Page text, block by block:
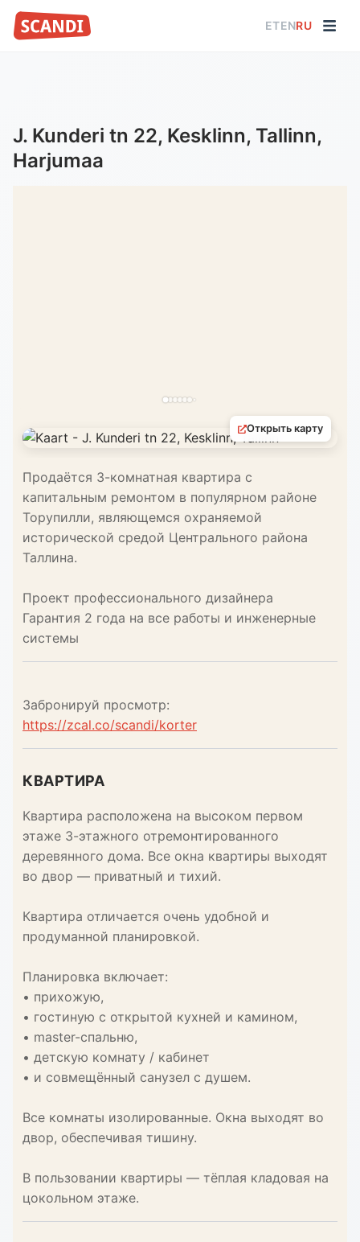
ETENRU
J. Kunderi tn 22, Kesklinn, Tallinn,
Harjumaa
Открыть карту
Продаётся 3-комнатная квартира с
капитальным ремонтом в популярном районе
Торупилли, являющемся охраняемой
исторической средой Центрального района
Таллина.
Проект профессионального дизайнера
Гарантия 2 года на все работы и инженерные
системы
Забронируй просмотр:
https://zcal.co/scandi/korter
КВАРТИРА
Квартира расположена на высоком первом
этаже 3-этажного отремонтированного
деревянного дома. Все окна квартиры выходят
во двор — приватный и тихий.
Квартира отличается очень удобной и
продуманной планировкой.
Планировка включает:
• прихожую,
• гостиную с открытой кухней и камином,
• master-спальню,
• детскую комнату / кабинет
• и совмещённый санузел с душем.
Все комнаты изолированные. Окна выходят во
двор, обеспечивая тишину.
В пользовании квартиры — тёплая кладовая на
цокольном этаже.